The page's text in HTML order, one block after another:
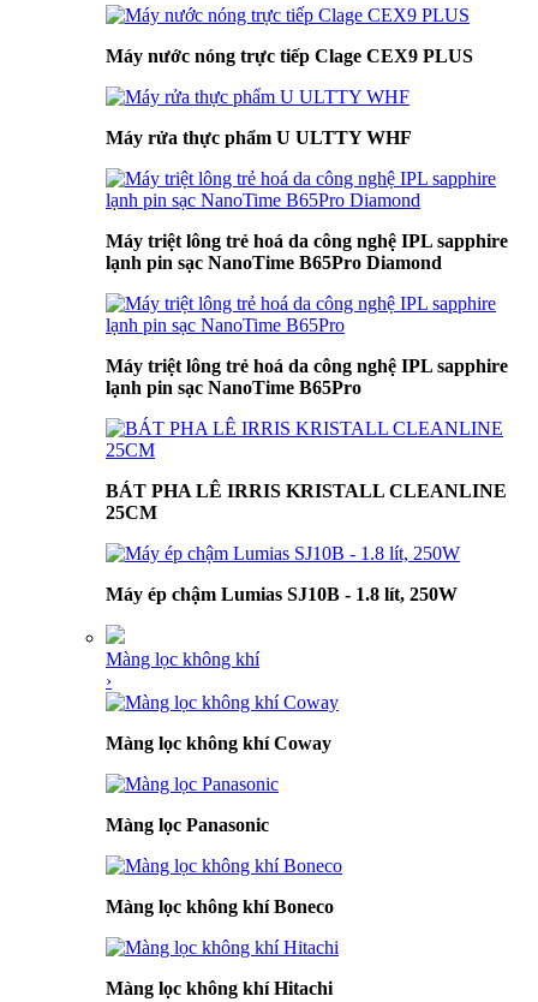
Máy nước nóng trực tiếp Clage CEX9 PLUS
Máy rửa thực phẩm U ULTTY WHF
Máy triệt lông trẻ hoá da công nghệ IPL sapphire
lạnh pin sạc NanoTime B65Pro Diamond
Máy triệt lông trẻ hoá da công nghệ IPL sapphire
lạnh pin sạc NanoTime B65Pro
BÁT PHA LÊ IRRIS KRISTALL CLEANLINE
25CM
Máy ép chậm Lumias SJ10B - 1.8 lít, 250W
Màng lọc không khí
›
Màng lọc không khí Coway
Màng lọc Panasonic
Màng lọc không khí Boneco
Màng lọc không khí Hitachi